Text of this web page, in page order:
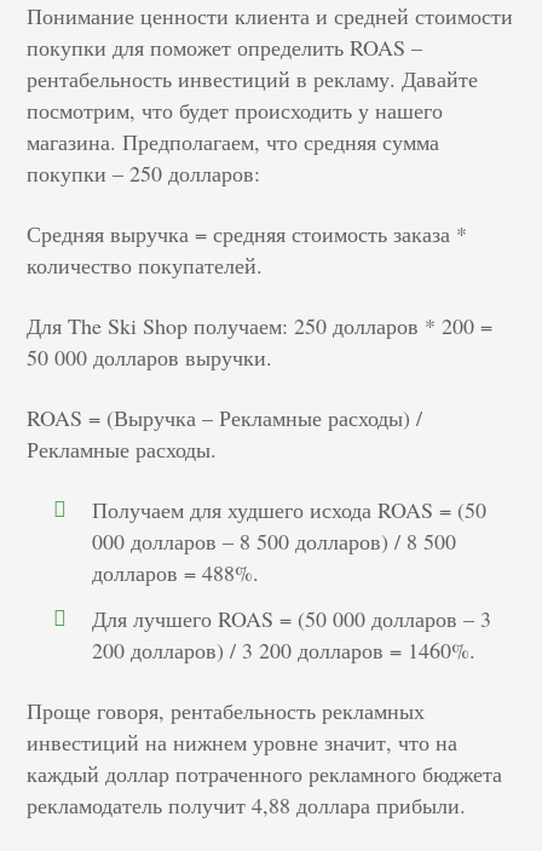
Понимание ценности клиента и средней стоимости
покупки для поможет определить ROAS –
рентабельность инвестиций в рекламу. Давайте
посмотрим, что будет происходить у нашего
магазина. Предполагаем, что средняя сумма
покупки – 250 долларов:
Средняя выручка = средняя стоимость заказа *
количество покупателей.
Для The Ski Shop получаем: 250 долларов * 200 =
50 000 долларов выручки.
ROAS = (Выручка – Рекламные расходы) /
Рекламные расходы.
Получаем для худшего исхода ROAS = (50
000 долларов – 8 500 долларов) / 8 500
долларов = 488%.
Для лучшего ROAS = (50 000 долларов – 3
200 долларов) / 3 200 долларов = 1460%.
Проще говоря, рентабельность рекламных
инвестиций на нижнем уровне значит, что на
каждый доллар потраченного рекламного бюджета
рекламодатель получит 4,88 доллара прибыли.